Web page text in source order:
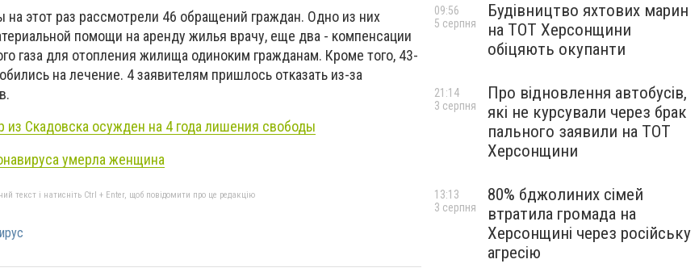
на этот раз рассмотрели 46 обращений граждан. Одно из них
помощи на аренду жилья врачу, еще два - компенсации
газа для отопления жилища одиноким гражданам. Кроме того, 43-
на лечение. 4 заявителям пришлось отказать из-за
из Скадовска осужден на 4 года лишения свободы
умерла женщина
текст і натисніть Ctrl + Enter, щоб повідомити про це редакцію
Будівництво яхтових марин
на ТОТ Херсонщини
обіцяють окупанти
09:56
5 серпня
Про відновлення автобусів,
які не курсували через брак
пального заявили на ТОТ
Херсонщини
21:14
3 серпня
80% бджолиних сімей
втратила громада на
Херсонщині через російську
агресію
13:13
3 серпня